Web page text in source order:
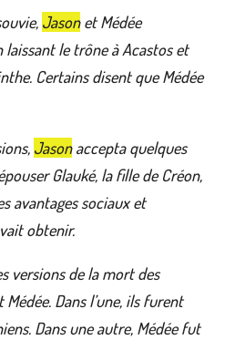
Jasonet Médée
le trône à Acastos et
Certains disent que Médée
Jasonaccepta quelques
Glauké, la fille de Créon,
avantages sociaux et
obtenir.
versions de la mort des
Dans l’une, ils furent
Dans une autre, Médée fut